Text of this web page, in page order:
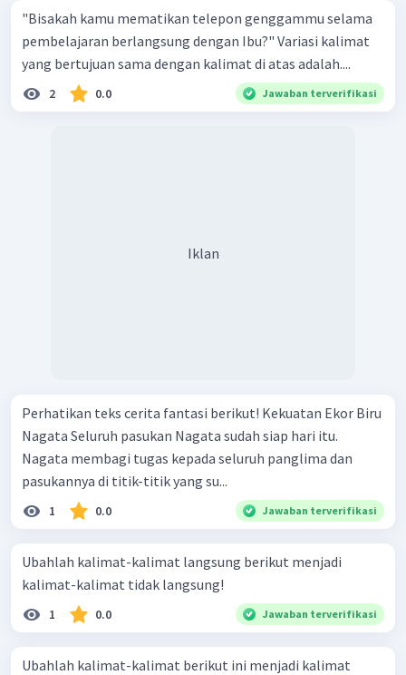
"Bisakah kamu mematikan telepon genggammu selama
pembelajaran berlangsung dengan Ibu?" Variasi kalimat
yang bertujuan sama dengan kalimat di atas adalah....
2 0.0 Jawaban terverifikasi
Iklan
Perhatikan teks cerita fantasi berikut! Kekuatan Ekor Biru
Nagata Seluruh pasukan Nagata sudah siap hari itu.
Nagata membagi tugas kepada seluruh panglima dan
pasukannya di titik-titik yang su...
1 0.0 Jawaban terverifikasi
Ubahlah kalimat-kalimat langsung berikut menjadi
kalimat-kalimat tidak langsung!
1 0.0 Jawaban terverifikasi
Ubahlah kalimat-kalimat berikut ini menjadi kalimat